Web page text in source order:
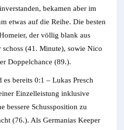
bekamen aber im
etwas auf die Reihe. Die besten
der völlig blank aus
schoss (41. Minute), sowie Nico
Doppelchance (89.).
bereits 0:1 – Lukas Presch
Einzelleistung inklusive
bessere Schussposition zu
(76.). Als Germanias Keeper